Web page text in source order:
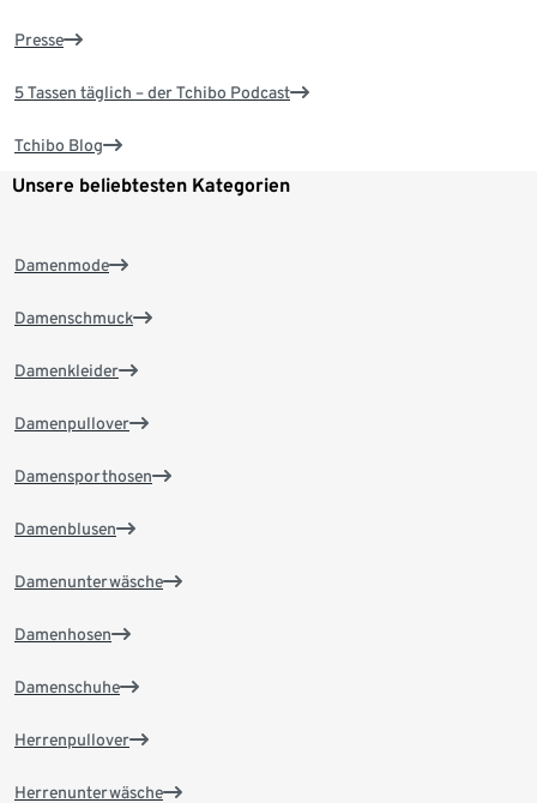
Presse
5 Tassen täglich – der Tchibo Podcast
Tchibo Blog
Unsere beliebtesten Kategorien
Damenmode
Damenschmuck
Damenkleider
Damenpullover
Damensporthosen
Damenblusen
Damenunterwäsche
Damenhosen
Damenschuhe
Herrenpullover
Herrenunterwäsche